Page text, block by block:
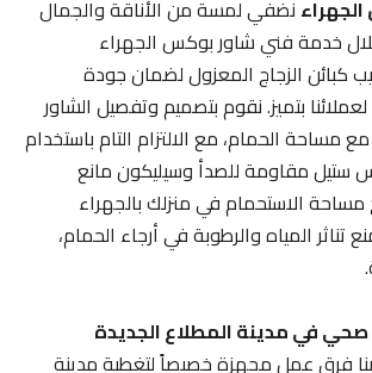
نضفي لمسة من الأناقة والجمال
خدمة فني شاور بوكس الجهراء
الزجاج المعزول لضمان جودة
بتميز. نقوم بتصميم وتفصيل الشاور
الحمام، مع الالتزام التام باستخدام
مقاومة للصدأ وسيليكون مانع
الاستحمام في منزلك بالجهراء
المياه والرطوبة في أرجاء الحمام،
في مدينة المطلاع الجديدة
فرق عمل مجهزة خصيصاً لتغطية مدينة